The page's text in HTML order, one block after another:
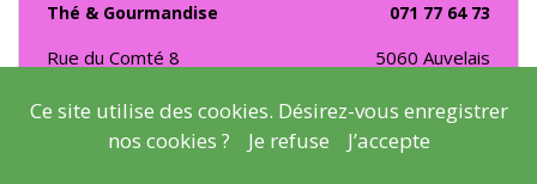
Thé & Gourmandise 071 77 64 73
Rue du Comté 8 5060 Auvelais
0491 544 291
Ce site utilise des cookies. Désirez-vous enregistrer
nos cookies ?
Je refuse J’accepte